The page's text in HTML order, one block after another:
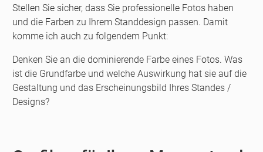
Stellen Sie sicher, dass Sie professionelle Fotos haben
und die Farben zu Ihrem Standdesign passen. Damit
komme ich auch zu folgendem Punkt:
Denken Sie an die dominierende Farbe eines Fotos. Was
ist die Grundfarbe und welche Auswirkung hat sie auf die
Gestaltung und das Erscheinungsbild Ihres Standes /
Designs?